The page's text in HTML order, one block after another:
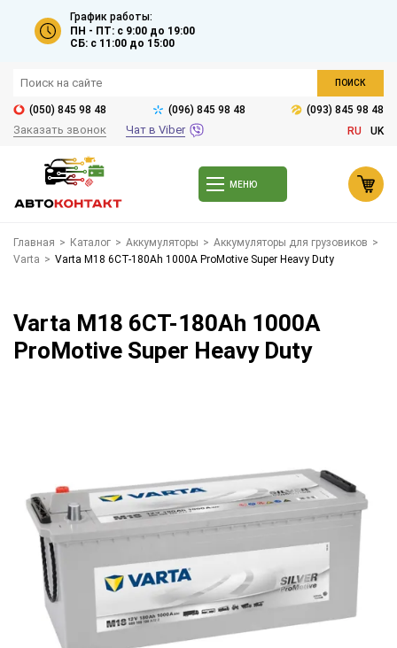
График работы:
ПН - ПТ: с 9:00 до 19:00
СБ: с 11:00 до 15:00
ПОИСК
(050) 845 98 48 (096) 845 98 48 (093) 845 98 48
Заказать звонок Чат в Viber RU UK
МЕНЮ
Главная > Каталог > Аккумуляторы > Аккумуляторы для грузовиков >
Varta > Varta M18 6СТ-180Ah 1000A ProMotive Super Heavy Duty
Varta M18 6СТ-180Ah 1000A
ProMotive Super Heavy Duty